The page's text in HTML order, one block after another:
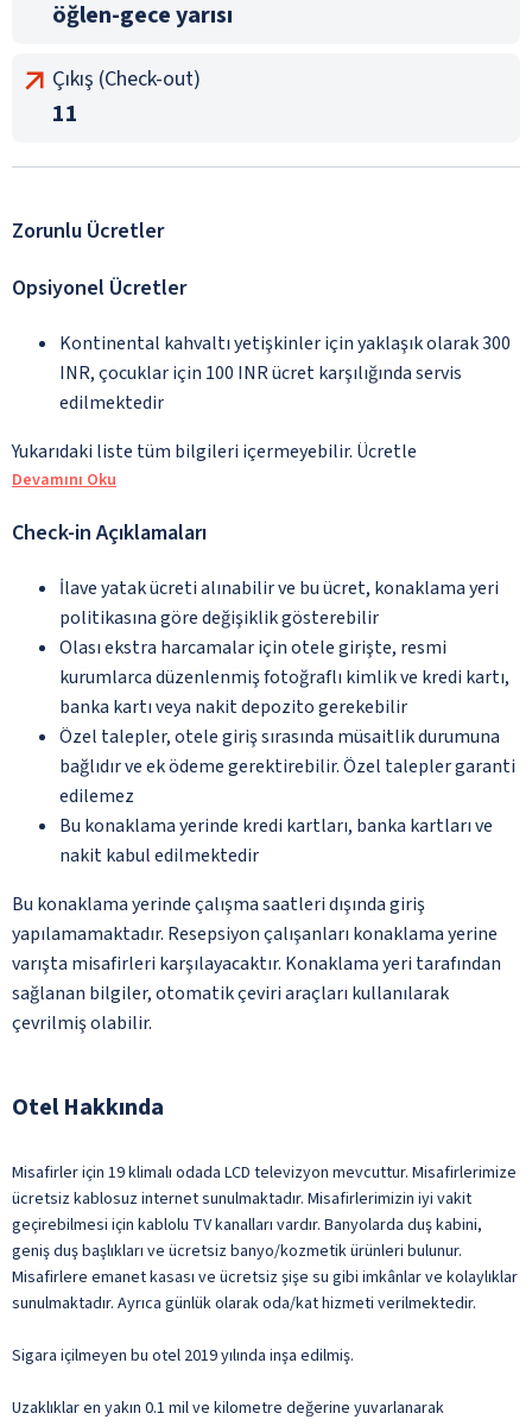
öğlen-gece yarısı
Çıkış (Check-out)
11
Zorunlu Ücretler
Opsiyonel Ücretler
Kontinental kahvaltı yetişkinler için yaklaşık olarak 300
INR, çocuklar için 100 INR ücret karşılığında servis
edilmektedir
Yukarıdaki liste tüm bilgileri içermeyebilir. Ücretle
Devamını Oku
Check-in Açıklamaları
İlave yatak ücreti alınabilir ve bu ücret, konaklama yeri
politikasına göre değişiklik gösterebilir
Olası ekstra harcamalar için otele girişte, resmi
kurumlarca düzenlenmiş fotoğraflı kimlik ve kredi kartı,
banka kartı veya nakit depozito gerekebilir
Özel talepler, otele giriş sırasında müsaitlik durumuna
bağlıdır ve ek ödeme gerektirebilir. Özel talepler garanti
edilemez
Bu konaklama yerinde kredi kartları, banka kartları ve
nakit kabul edilmektedir
Bu konaklama yerinde çalışma saatleri dışında giriş
yapılamamaktadır. Resepsiyon çalışanları konaklama yerine
varışta misafirleri karşılayacaktır. Konaklama yeri tarafından
sağlanan bilgiler, otomatik çeviri araçları kullanılarak
çevrilmiş olabilir.
Otel Hakkında
Misafirler için 19 klimalı odada LCD televizyon mevcuttur. Misafirlerimize
ücretsiz kablosuz internet sunulmaktadır. Misafirlerimizin iyi vakit
geçirebilmesi için kablolu TV kanalları vardır. Banyolarda duş kabini,
geniş duş başlıkları ve ücretsiz banyo/kozmetik ürünleri bulunur.
Misafirlere emanet kasası ve ücretsiz şişe su gibi imkânlar ve kolaylıklar
sunulmaktadır. Ayrıca günlük olarak oda/kat hizmeti verilmektedir.
Sigara içilmeyen bu otel 2019 yılında inşa edilmiş.
Uzaklıklar en yakın 0.1 mil ve kilometre değerine yuvarlanarak